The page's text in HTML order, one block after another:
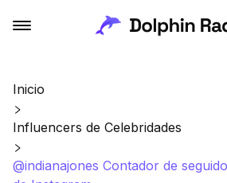
Inicio
Influencers de Celebridades
@indianajones Contador de